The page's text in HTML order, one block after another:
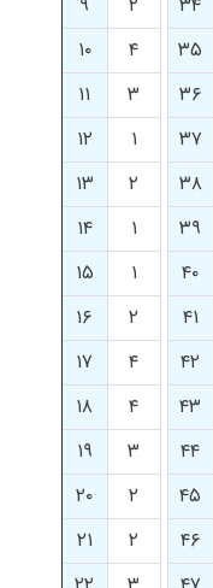
۳۵ ۴
۱۰
۳۶ ۳
۱۱
۳۷ ۱
۱۲
۳۸ ۲
۱۳
۳۹ ۱
۱۴
۴۰ ۱
۱۵
۴۱ ۲
۱۶
۴۲ ۴
۱۷
۴۳ ۴
۱۸
۴۴ ۳
۱۹
۴۵ ۲
۲۰
۴۶ ۲
۲۱